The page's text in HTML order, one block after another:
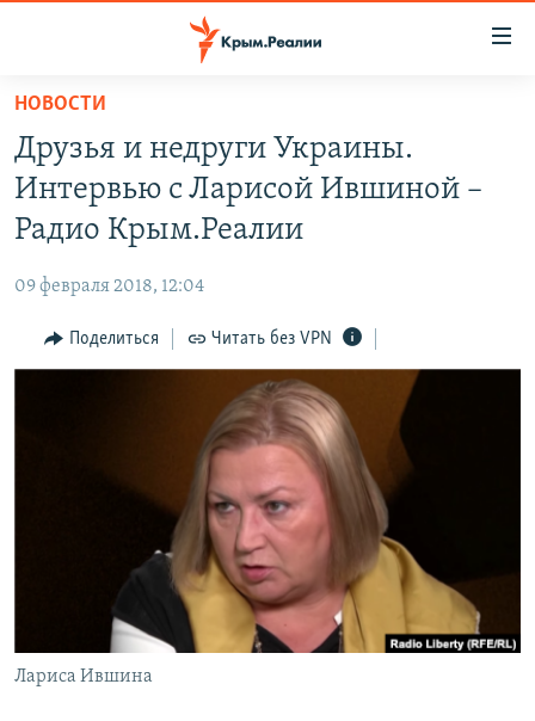
Вернуться
основному
содержанию
Вернутся
главной
навигации
Вернутся
СПЕЦПРОЕКТЫ
11 ЛЕТ ОККУПАЦИИ КРЫМА. 11 ИСТОРИЙ СОПРОТИВЛЕНИЯ
ВОДА
ЕЩЕ
ИНТЕРАКТИВ
ТЕЛЕПРОЕКТ КРЫМ.РЕАЛИИ
ПРОПАВШИЕ БЕЗ ВЕСТИ
ПОБЕДИТЕЛЕЙ НЕ СУДЯТ?
КРЫМ.НЕПОКОРЕННЫЙ
УКРАИНСКАЯ ПРОБЛЕМА КРЫМА
РАДІО СВОБОДА
КАК ОБОЙТИ БЛОКИРОВКУ
ПРИСОЕДИНЯЙТЕСЬ!
НОВОСТИ
Друзья и недруги Украины.
Интервью с Ларисой Ившиной –
Радио Крым.Реалии
09 февраля 2018, 12:04
Поделиться Читать без VPN
Лариса Ившина